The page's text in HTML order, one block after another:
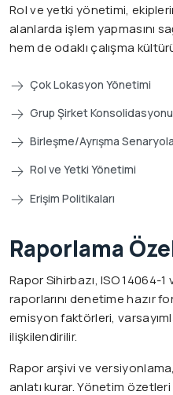
Rol ve yetki yönetimi,
alanlarda işlem yapmasını
hem de odaklı çalışma
Çok Lokasyon Yönetimi
Grup Şirket Konsolidasyonu
Birleşme/Ayrışma
Rol ve Yetki Yönetimi
Erişim Politikaları
Raporlama
Rapor Sihirbazı, ISO 14064-1
raporlarını denetime hazır
emisyon faktörleri,
ilişkilendirilir.
Rapor arşivi ve
anlatı kurar. Yönetim özetleri